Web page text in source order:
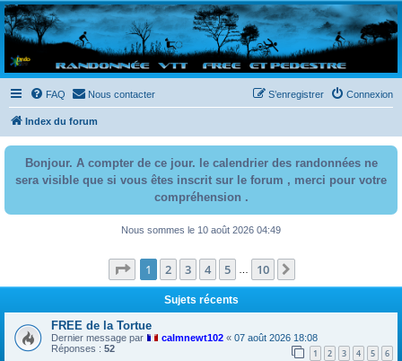
Randovttfree.fr
Bienvenue sur le site des randos vtt et pédestre de Bretagne . Bonne navigation sur le site
et bonnes randos dans l'Ouest !
FAQ Nous contacter Connexion
S’enregistrer
Index du forum
Bonjour. A compter de ce jour. le calendrier des randonnées ne
sera visible que si vous êtes inscrit sur le forum , merci pour votre
compréhension .
Nous sommes le 10 août 2026 04:49
Page 1sur10
1 2 3 4 5 10
Sujets récents
FREE de la Tortue
Dernier message par calmnewt102 « 07 août 2026 18:08
Réponses : 52 1 2 3 4 5 6